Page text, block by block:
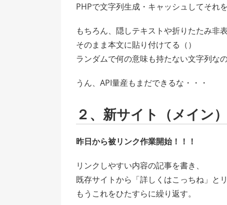
PHPで文字列生成・キャッシュしてそれを
もちろん、隠しテキストや折りたたみ非
そのまま本文に貼り付けてる（）
ランダムで何の意味も持たない文字列な
うん、API量産もまだできるな・・・
２、新サイト（メイン）
昨日から被リンク作業開始！！！
リンクしやすい内容の記事を書き、
既存サイトから「詳しくはこっちね」とリ
もうこれをひたすらに繰り返す。